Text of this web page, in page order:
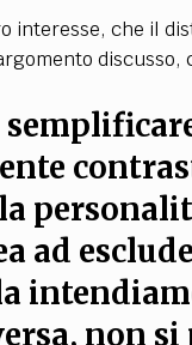
interesse, che il
discusso,
ad
non